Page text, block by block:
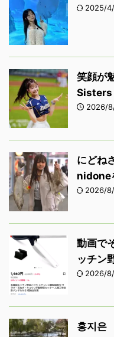
2025/
笑顔が
Sisters
2026/
にどね
nidone
2026/
動画で
ッチン
2026/
홍지은